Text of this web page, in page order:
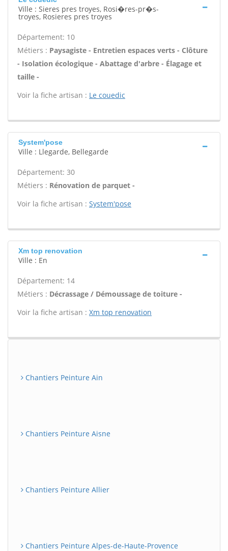
Ville : Sieres pres troyes, Rosi�res-pr�s-
troyes, Rosieres pres troyes
Département: 10
Métiers : Paysagiste - Entretien espaces verts - Clôture
- Isolation écologique - Abattage d'arbre - Élagage et
taille -
Voir la fiche artisan : Le couedic
System'pose
Ville : Llegarde, Bellegarde
Département: 30
Métiers : Rénovation de parquet -
Voir la fiche artisan : System'pose
Xm top renovation
Ville : En
Département: 14
Métiers : Décrassage / Démoussage de toiture -
Voir la fiche artisan : Xm top renovation
Chantiers Peinture Ain
Chantiers Peinture Aisne
Chantiers Peinture Allier
Chantiers Peinture Alpes-de-Haute-Provence